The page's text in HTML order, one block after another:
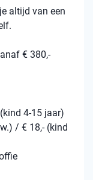
altijd van een
€ 380,-
4-15 jaar)
/ € 18,- (kind